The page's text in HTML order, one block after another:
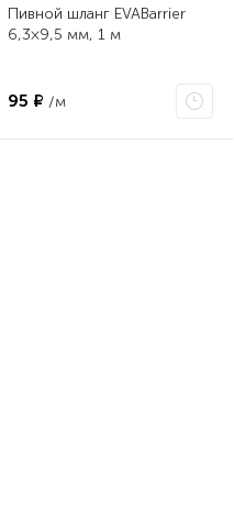
Пивной шланг EVABarrier
6,3×9,5 мм, 1 м
95 ₽ /м